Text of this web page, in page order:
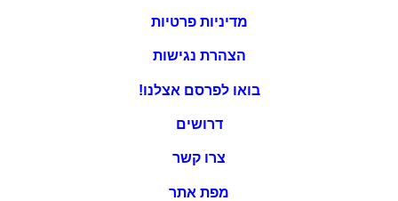
מדיניות פרטיות
הצהרת נגישות
בואו לפרסם אצלנו!
דרושים
צרו קשר
מפת אתר